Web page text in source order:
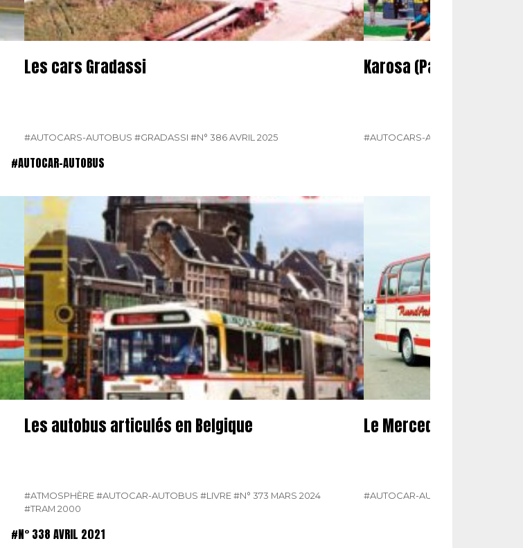
Les cars Gradassi
#AUTOCARS-AUTOBUS #GRADASSI #N° 386 AVRIL 2025
Karosa (Partie 2)
#AUTOCARS-AUTOBUS
#AUTOCAR-AUTOBUS
Les autobus articulés en Belgique
#ATMOSPHÈRE#AUTOCAR-AUTOBUS #LIVRE#N° 373 MARS 2024
#TRAM 2000
Le Mercedes O 302
#AUTOCAR-AUTOBUS
#N° 338 AVRIL 2021